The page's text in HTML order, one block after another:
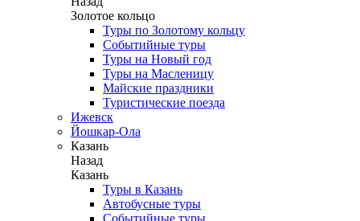
Золотое кольцо
Туры по Золотому кольцу
Событийные туры
Туры на Новый год
Туры на Масленицу
Майские праздники
Туристические поезда
Ижевск
Йошкар-Ола
Казань
Назад
Казань
Туры в Казань
Автобусные туры
Событийные туры